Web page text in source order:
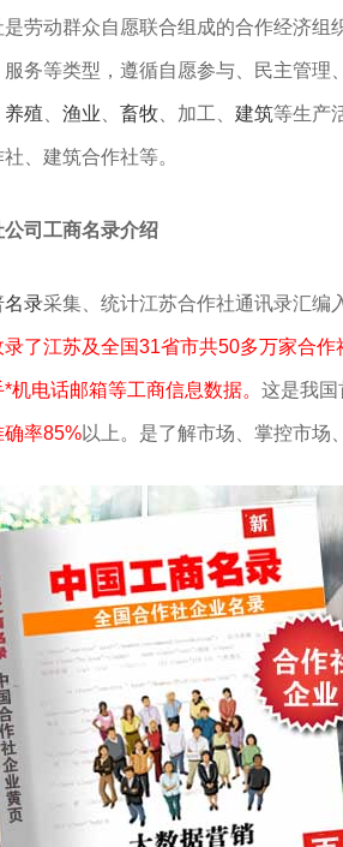
劳动群众自愿联合组成的合作经济组
务等类型，遵循自愿参与、民主管理
养殖 渔业 畜牧 、加工、 建筑等生产
、建筑合作社等。
公司工商名录介绍
名录采集、统计江苏合作社通讯录汇编
录了江苏及全国31省市共50多万家合
*机电话邮箱等工商信息数据。 这是我国
确率85%以上。是了解市场、掌控市场